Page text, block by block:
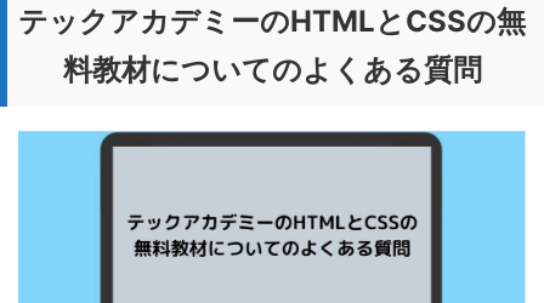
テックアカデミーのHTMLとCSSの無
料教材についてのよくある質問